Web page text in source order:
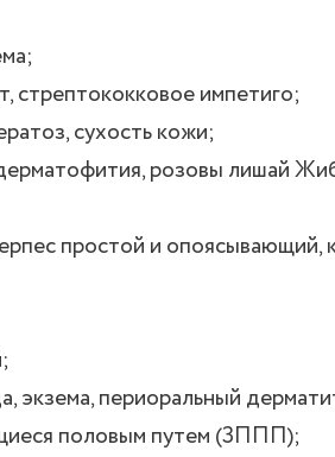
стрептококковое импетиго;
сухость кожи;
розовы лишай
простой и опоясывающий,
экзема, периоральный
половым путем (ЗППП);